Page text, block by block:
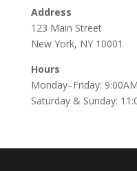
Address
123 Main Street
New York, NY 10001
Hours
Monday–Friday:
Saturday & Sunday: